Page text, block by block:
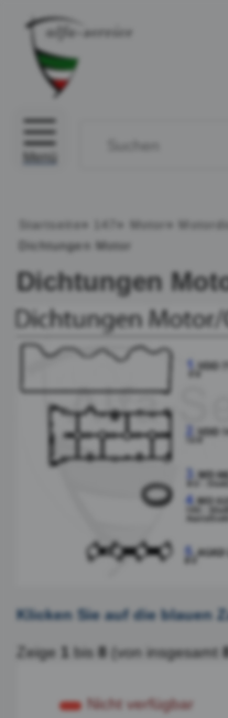
Menü
Startseite » » »
Dichtungen Motor
Dichtungen
Klicken Sie auf die blauen
Zeige 1 bis 8 (von insgesamt
Nicht verfügbar